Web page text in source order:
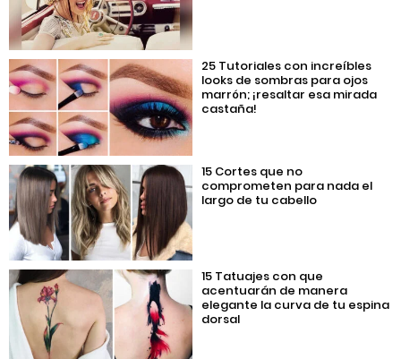
25 Tutoriales con increíbles
looks de sombras para ojos
marrón; ¡resaltar esa mirada
castaña!
15 Cortes que no
comprometen para nada el
largo de tu cabello
15 Tatuajes con que
acentuarán de manera
elegante la curva de tu espina
dorsal